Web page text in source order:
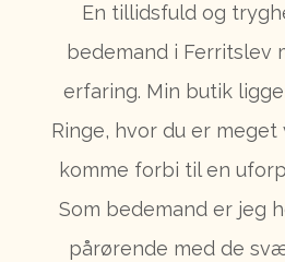
En tillidsfuld og
bedemand i Ferritslev
erfaring. Min butik
Ringe, hvor du er
komme forbi til en
Som bedemand er jeg
pårørende med de